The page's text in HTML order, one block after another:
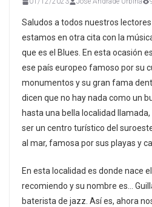
Saludos a todos nuestros
estamos en otra cita con la
que es el Blues. En esta ocasión
ese país europeo famoso por su
monumentos y su gran fama
dicen que no hay nada como un
hasta una bella localidad
ser un centro turístico del
al mar, famosa por sus playas y
En esta localidad es donde nace
recomiendo y su nombre es…
baterista de jazz. Así es, ahora